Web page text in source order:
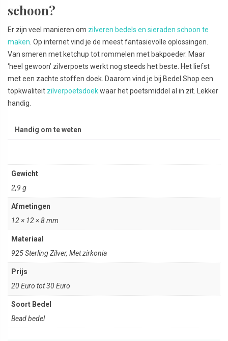
schoon?
Er zijn veel manieren om zilveren bedels en sieraden schoon te
maken . Op internet vind je de meest fantasievolle oplossingen.
Van smeren met ketchup tot rommelen met bakpoeder. Maar
‘heel gewoon’ zilverpoets werkt nog steeds het beste. Het liefst
met een zachte stoffen doek. Daarom vind je bij Bedel.Shop een
topkwaliteit zilverpoetsdoekwaar het poetsmiddel al in zit. Lekker
handig.
Handig om te weten
Gewicht
2,9 g
Afmetingen
12 × 12 × 8 mm
Materiaal
925 Sterling Zilver, Met zirkonia
Prijs
20 Euro tot 30 Euro
Soort Bedel
Bead bedel